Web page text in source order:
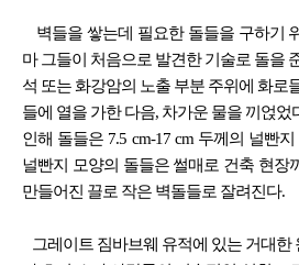
벽들을 쌓는데 필요한 돌들을 구하기
마 그들이 처음으로 발견한 기술로 돌을
석 또는 화강암의 노출 부분 주위에 화로
들에 열을 가한 다음, 차가운 물을 끼얹었
인해 돌들은 7.5 cm-17 cm 두께의 널빤
널빤지 모양의 돌들은 썰매로 건축 현장
만들어진 끌로 작은 벽돌들로 잘려진다.
그레이트 짐바브웨 유적에 있는 거대한